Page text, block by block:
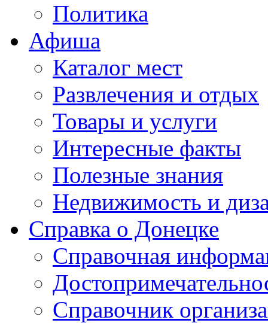
Политика
Афиша
Каталог мест
Развлечения и отдых
Товары и услуги
Интересные факты
Полезные знания
Недвижимость и
Справка о Донецке
Справочная
Справочник